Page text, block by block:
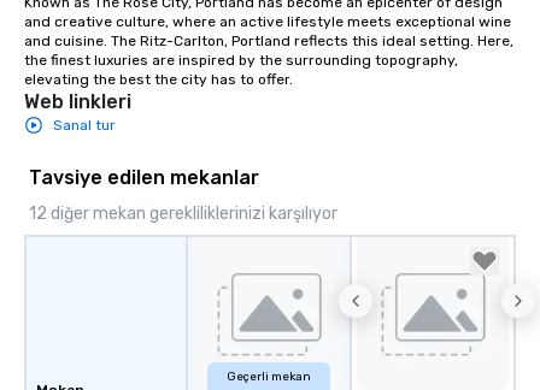
soundtrack to
of your special day!
wedding day a
options available for
and every budget.
and creative culture, where an active lifestyle meets exceptional wine
and cuisine. The Ritz-Carlton, Portland reflects this ideal setting. Here,
the finest luxuries are inspired by the surrounding topography,
elevating the best the city has to offer.
Web linkleri
Sanal tur
Tavsiye edilen mekanlar
12 diğer mekan gerekliliklerinizi karşılıyor
Geçerli mekan